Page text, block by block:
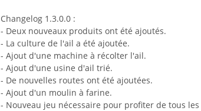
Changelog 1.3.0.0 :
- Deux nouveaux produits ont été ajoutés.
- La culture de l'ail a été ajoutée.
- Ajout d'une machine à récolter l'ail.
- Ajout d'une usine d'ail trié.
- De nouvelles routes ont été ajoutées.
- Ajout d'un moulin à farine.
- Nouveau jeu nécessaire pour profiter de tous